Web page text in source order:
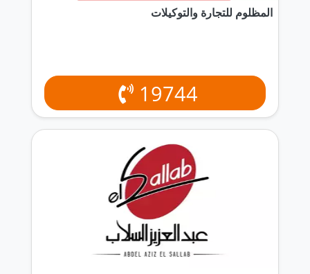
المظلوم للتجارة والتوكيلات
19744